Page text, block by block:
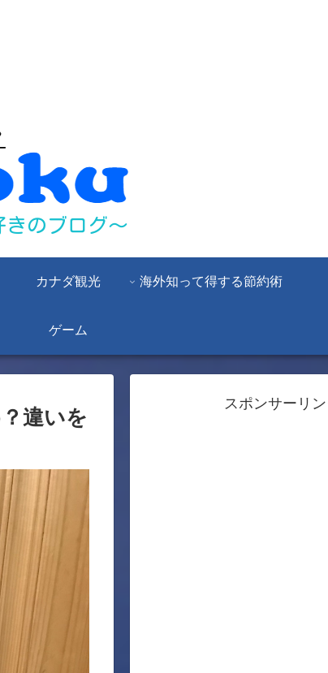
カナダ観光 海外知って得する節約術
ゲーム
違いを
スポンサーリン